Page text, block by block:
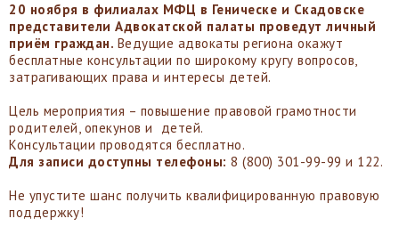
20 ноября в филиалах МФЦ в Геническе и Скадовске
представители Адвокатской палаты проведут личный
приём граждан. Ведущие адвокаты региона окажут
бесплатные консультации по широкому кругу вопросов,
затрагивающих права и интересы детей.
Цель мероприятия – повышение правовой грамотности
родителей, опекунов и детей.
Консультации проводятся бесплатно.
Для записи доступны телефоны: 8 (800) 301-99-99 и 122.
Не упустите шанс получить квалифицированную правовую
поддержку!